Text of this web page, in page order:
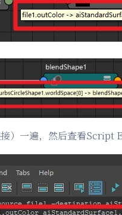
）一遍，然后查看Script